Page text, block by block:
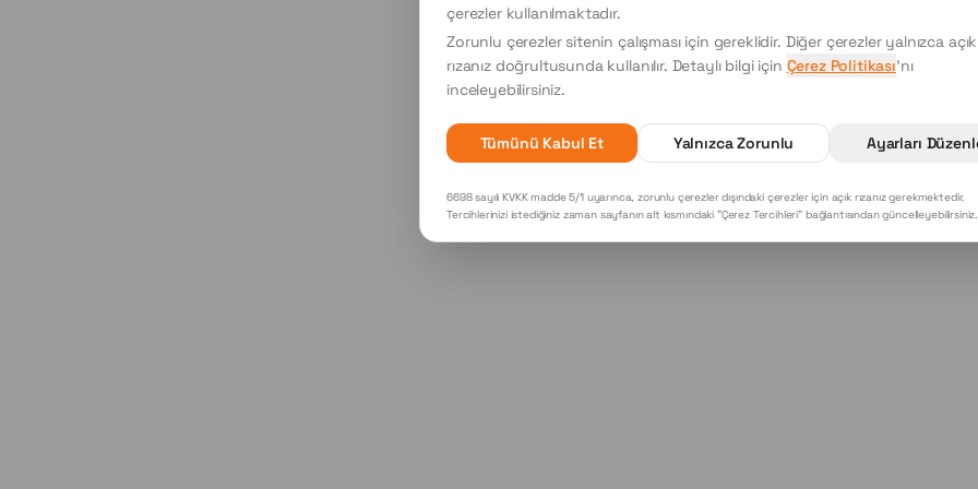
çerezler kullanılmaktadır.
Zorunlu çerezler sitenin çalışması için gereklidir. Diğer çerezler yalnızca açık
rızanız doğrultusunda kullanılır. Detaylı bilgi için Çerez Politikası'nı
inceleyebilirsiniz.
Tümünü Kabul Et Yalnızca Zorunlu Ayarları
6698 sayılı KVKK madde 5/1 uyarınca, zorunlu çerezler dışındaki çerezler için açık rızanız gerekmektedir.
Tercihlerinizi istediğiniz zaman sayfanın alt kısmındaki "Çerez Tercihleri" bağlantısından güncelleyebilirsiniz.
404
Sayfa bulunamadı
Ana Sayfaya Dön